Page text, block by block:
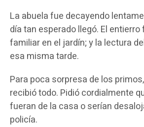
La abuela fue decayendo
día tan esperado llegó. El
familiar en el jardín; y la lectura
esa misma tarde.
Para poca sorpresa de los
recibió todo. Pidió cordialmente
fueran de la casa o serían
policía.